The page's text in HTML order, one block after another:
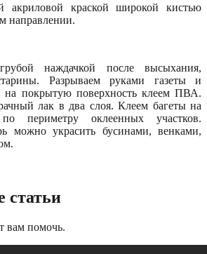
акриловой краской широкой кистью
направлении.
наждачкой после высыхания,
Разрываем руками газеты и
на покрытую поверхность клеем ПВА.
лак в два слоя. Клеем багеты на
периметру оклеенных участков.
можно украсить бусинами, венками,
статьи
вам помочь.